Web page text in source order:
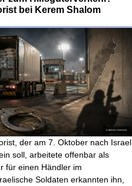
bei Kerem Shalom
der am 7. Oktober nach Israel
soll, arbeitete offenbar als
für einen Händler im
Soldaten erkannten ihn,